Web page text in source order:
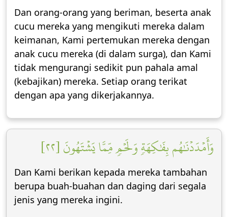
Dan orang-orang yang beriman, beserta anak
cucu mereka yang mengikuti mereka dalam
keimanan, Kami pertemukan mereka dengan
anak cucu mereka (di dalam surga), dan Kami
tidak mengurangi sedikit pun pahala amal
(kebajikan) mereka. Setiap orang terikat
dengan apa yang dikerjakannya.
وَأَمۡدَدۡنَٰهُم بِفَٰكِهَةٖ وَلَحۡمٖ مِّمَّا يَشۡتَهُونَ [٢٢]
Dan Kami berikan kepada mereka tambahan
berupa buah-buahan dan daging dari segala
jenis yang mereka ingini.